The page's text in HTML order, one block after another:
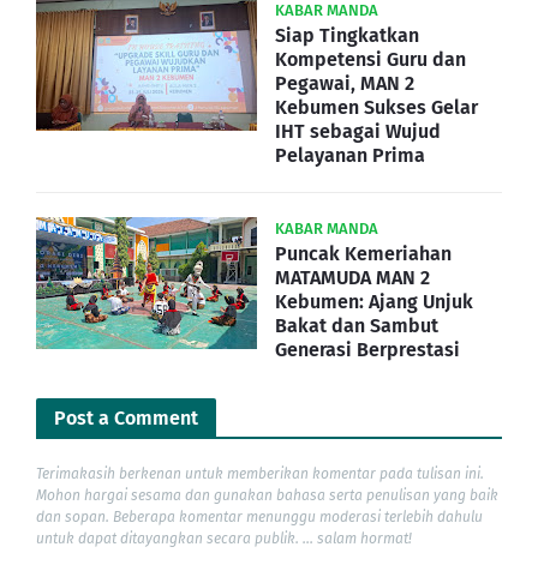
KABAR MANDA
Siap Tingkatkan
Kompetensi Guru dan
Pegawai, MAN 2
Kebumen Sukses Gelar
IHT sebagai Wujud
Pelayanan Prima
KABAR MANDA
Puncak Kemeriahan
MATAMUDA MAN 2
Kebumen: Ajang Unjuk
Bakat dan Sambut
Generasi Berprestasi
Post a Comment
Terimakasih berkenan untuk memberikan komentar pada tulisan ini.
Mohon hargai sesama dan gunakan bahasa serta penulisan yang baik
dan sopan. Beberapa komentar menunggu moderasi terlebih dahulu
untuk dapat ditayangkan secara publik. ... salam hormat!